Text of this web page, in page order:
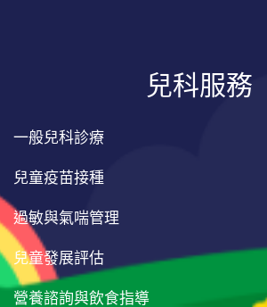
兒科服務
一般兒科診療
兒童疫苗接種
過敏與氣喘管理
兒童發展評估
營養諮詢與飲食指導